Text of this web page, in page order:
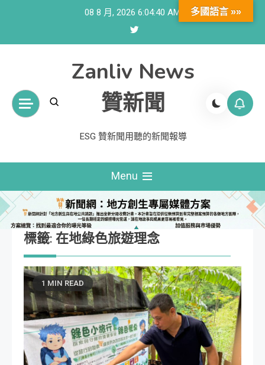
08 8 月, 2026 6:04:41 AM
Zanliv News
贊新聞
ESG 贊新聞用聽的新聞報導
Menu
標籤: 在地綠色旅遊理念
1 MIN READ
多國語言 »»